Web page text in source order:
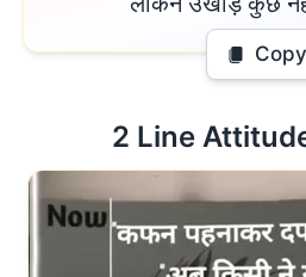
Copy
2 Line